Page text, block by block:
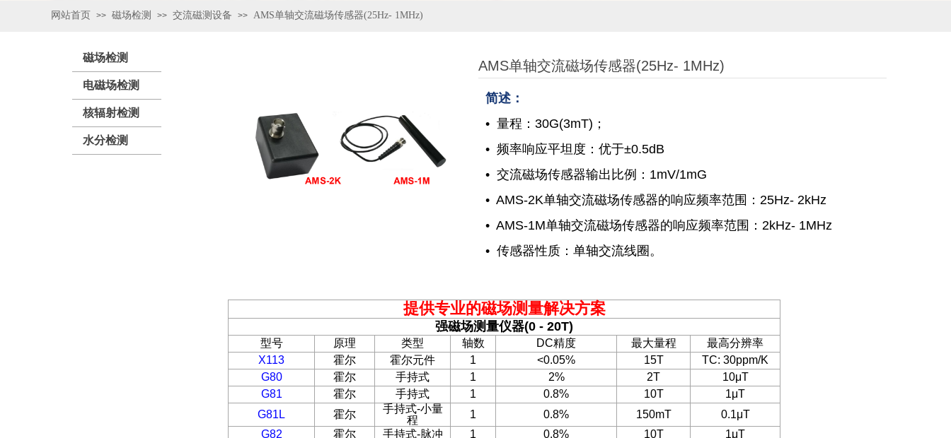
网站首页 >> 磁场检测 >> 交流磁测设备 >> AMS单轴交流磁场传感器(25Hz- 1MHz)
AMS单轴交流磁场传感器(25Hz- 1MHz)
简述：
• 量程：30G(3mT)；
• 频率响应平坦度：优于±0.5dB
• 交流磁场传感器输出比例：1mV/1mG
• AMS-2K单轴交流磁场传感器的响应频率范围：25Hz- 2kHz
• AMS-1M单轴交流磁场传感器的响应频率范围：2kHz- 1MHz
• 传感器性质：单轴交流线圈。
提供专业的磁场测量解决方案
强磁场测量仪器(0 - 20T)
型号 原理 类型 轴数 DC精度 最大量程
最高分辨率
X113 霍尔 霍尔元件 1 <0.05% 15T
TC: 30ppm/K
G80
霍尔 手持式 1 2% 2T
10μT
G81
霍尔 手持式 1 0.8% 10T
1μT
G81L
霍尔 手持式-小量
程
1 0.8% 150mT
0.1μT
G82
霍尔 手持式-脉冲 1 0.8% 10T 1μT
磁场检测
电磁场检测
核辐射检测
水分检测